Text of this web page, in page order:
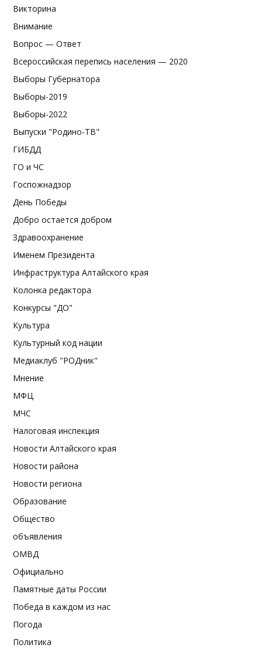
Викторина
Внимание
Вопрос — Ответ
Всероссийская перепись населения — 2020
Выборы Губернатора
Выборы-2019
Выборы-2022
Выпуски "Родино-ТВ"
ГИБДД
ГО и ЧС
Госпожнадзор
День Победы
Добро остается добром
Здравоохранение
Именем Президента
Инфраструктура Алтайского края
Колонка редактора
Конкурсы "ДО"
Культура
Культурный код нации
Медиаклуб "РОДник"
Мнение
МФЦ
МЧС
Налоговая инспекция
Новости Алтайского края
Новости района
Новости региона
Образование
Общество
объявления
ОМВД
Официально
Памятные даты России
Победа в каждом из нас
Погода
Политика